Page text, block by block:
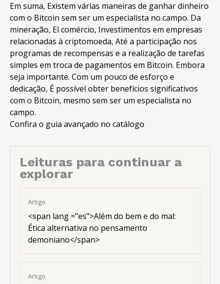
Em suma, Existem várias maneiras de ganhar dinheiro
com o Bitcoin sem ser um especialista no campo. Da
mineração, El comércio, Investimentos em empresas
relacionadas à criptomoeda, Até a participação nos
programas de recompensas e a realização de tarefas
simples em troca de pagamentos em Bitcoin. Embora
seja importante. Com um pouco de esforço e
dedicação, É possível obter benefícios significativos
com o Bitcoin, mesmo sem ser um especialista no
campo.
Confira o guia avançado no catálogo
Leituras para continuar a
explorar
Artigo
<span lang ="es">Além do bem e do mal:
Ética alternativa no pensamento
demoniano</span>
Artigo